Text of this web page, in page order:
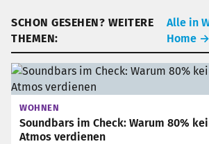
SCHON GESEHEN? WEITERE
THEMEN:
Alle in
Home →
WOHNEN
Soundbars im Check: Warum 80%
Atmos verdienen